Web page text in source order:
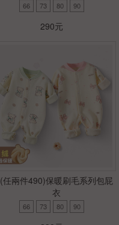
66 73 80 90
290元
(任兩件490)保暖刷毛系列包屁
衣
66 73 80 90